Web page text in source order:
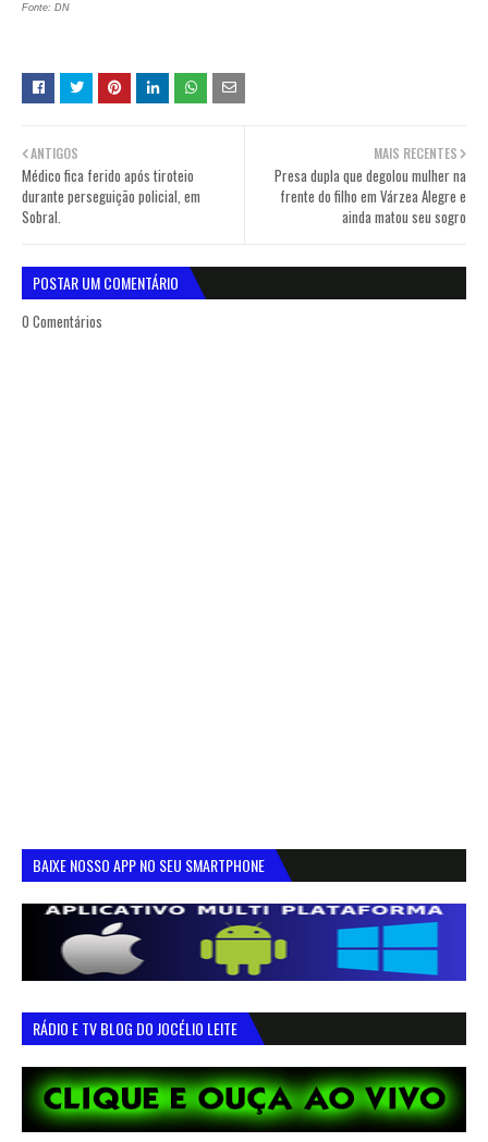
Fonte: DN
MAIS RECENTES
Presa dupla que degolou mulher na
frente do filho em Várzea Alegre e
ainda matou seu sogro
ANTIGOS
Médico fica ferido após tiroteio
durante perseguição policial, em
Sobral.
POSTAR UM COMENTÁRIO
0 Comentários
BAIXE NOSSO APP NO SEU SMARTPHONE
RÁDIO E TV BLOG DO JOCÉLIO LEITE